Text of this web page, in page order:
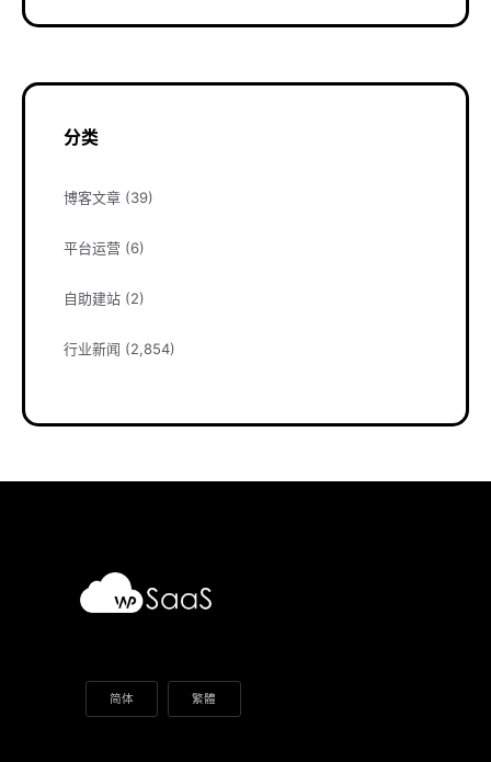
分类
博客文章 (39)
平台运营 (6)
自助建站 (2)
行业新闻 (2,854)
简体 繁體